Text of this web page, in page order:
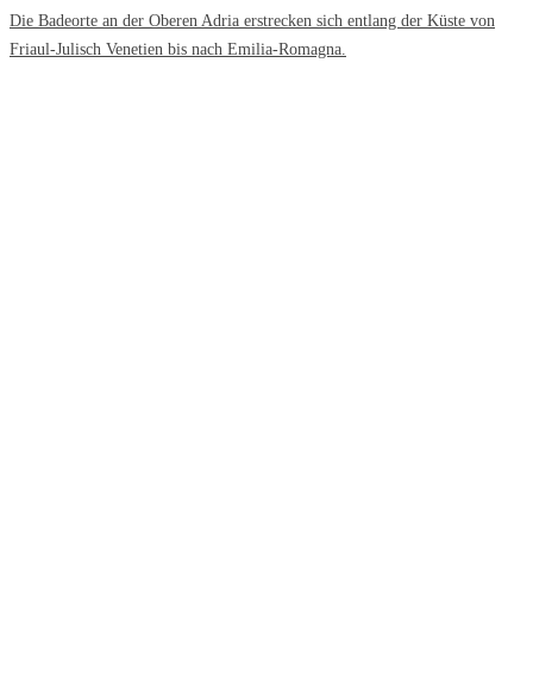
Die Badeorte an der Oberen Adria erstrecken sich entlang der Küste von
Friaul-Julisch Venetien bis nach Emilia-Romagna.